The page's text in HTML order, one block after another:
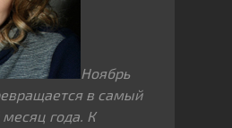
Ноябрь
в самый
года. К